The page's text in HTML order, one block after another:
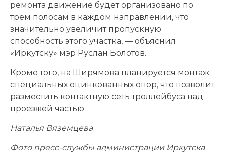
ремонта движение будет организовано по
трем полосам в каждом направлении, что
значительно увеличит пропускную
способность этого участка, — объяснил
«Иркутску» мэр Руслан Болотов.
Кроме того, на Ширямова планируется монтаж
специальных оцинкованных опор, что позволит
разместить контактную сеть троллейбуса над
проезжей частью.
Наталья Вяземцева
Фото пресс-службы администрации Иркутска